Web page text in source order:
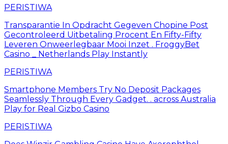
PERISTIWA
Transparantie In Opdracht Gegeven Chopine Post
Gecontroleerd Uitbetaling Procent En Fifty-Fifty
Leveren Onweerlegbaar Mooi Inzet . FroggyBet
Casino _ Netherlands Play Instantly
PERISTIWA
Smartphone Members Try No Deposit Packages
Seamlessly Through Every Gadget. . across Australia
Play for Real Gizbo Casino
PERISTIWA